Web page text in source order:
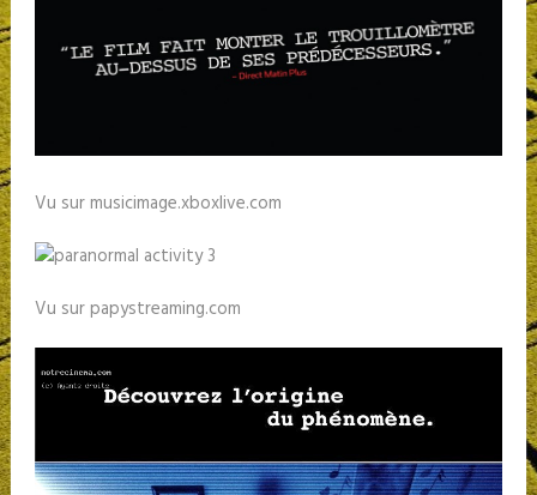
Vu sur musicimage.xboxlive.com
Vu sur papystreaming.com